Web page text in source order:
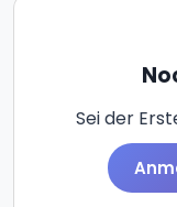
Sei der